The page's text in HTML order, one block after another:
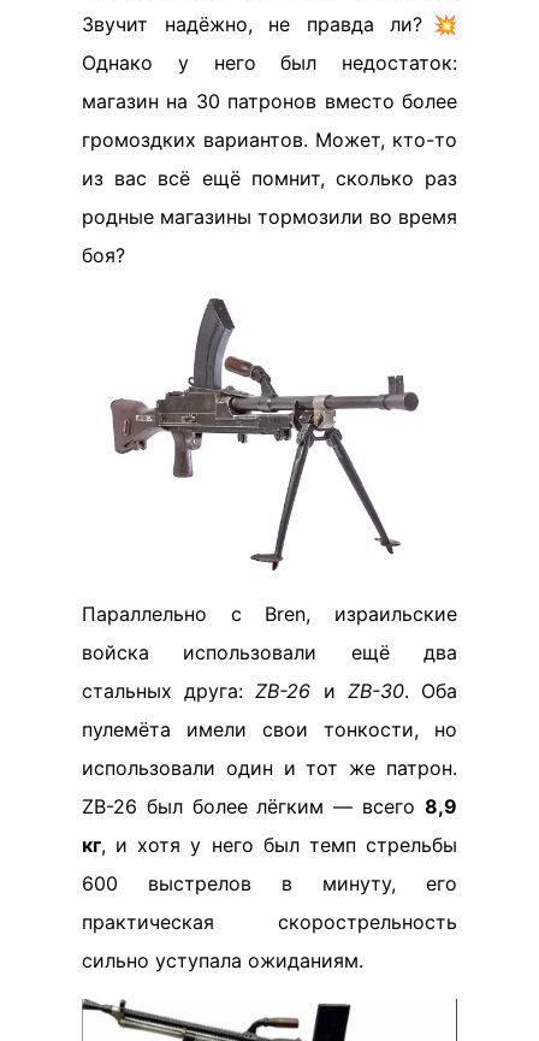
Звучит надёжно, не правда ли?💥
Однако у него был недостаток:
магазин на 30 патронов вместо более
громоздких вариантов. Может, кто-то
из вас всё ещё помнит, сколько раз
родные магазины тормозили во время
боя?
Параллельно с Bren, израильские
войска использовали ещё два
стальных друга:ZB-26 и ZB-30. Оба
пулемёта имели свои тонкости, но
использовали один и тот же патрон.
ZB-26 был более лёгким — всего 8,9
кг, и хотя у него был темп стрельбы
600 выстрелов в минуту, его
практическая скорострельность
сильно уступала ожиданиям.